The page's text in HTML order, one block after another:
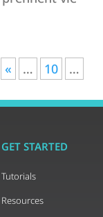
« … 10
…
GET STARTED
Tutorials
Resources